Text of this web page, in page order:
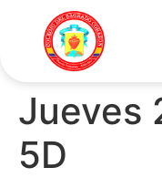
Jueves
5D